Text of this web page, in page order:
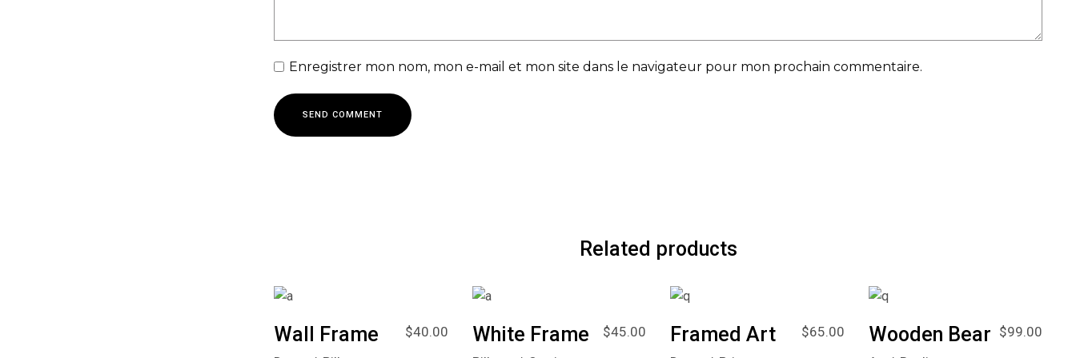
Enregistrer mon nom, mon e-mail et mon site dans le navigateur pour mon prochain commentaire.
SEND COMMENT
Related products
Wall Frame $40.00
White Frame $45.00
Framed Art $65.00
Wooden Bear $99.00